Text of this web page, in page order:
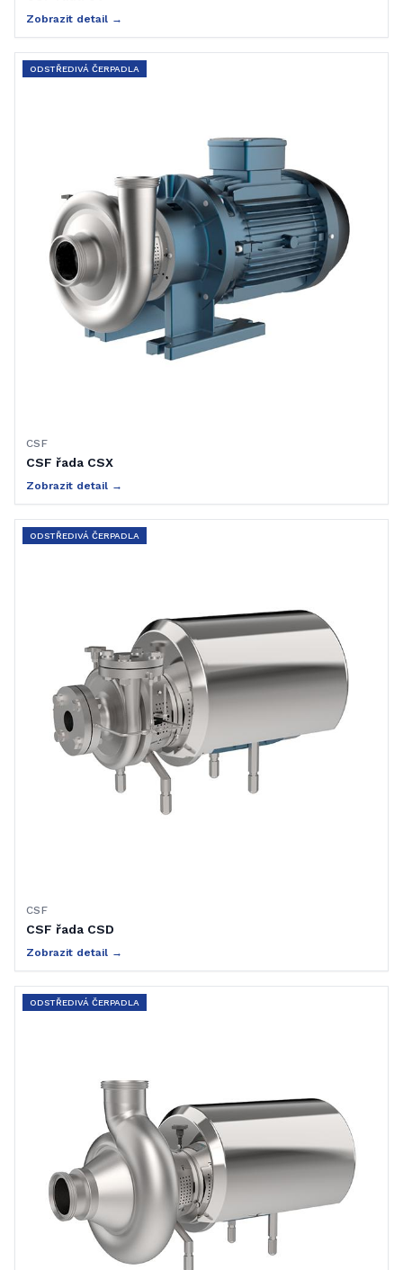
Zobrazit detail →
ODSTŘEDIVÁ ČERPADLA
CSF
CSF řada CSX
Zobrazit detail →
ODSTŘEDIVÁ ČERPADLA
CSF
CSF řada CSD
Zobrazit detail →
ODSTŘEDIVÁ ČERPADLA